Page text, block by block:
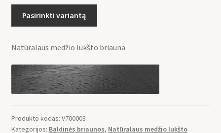
Pasirinkti variantą
Natūralaus medžio lukšto briauna
Produkto kodas: V700003
Kategorijos: Baldinės briaunos, Natūralaus medžio lukšto